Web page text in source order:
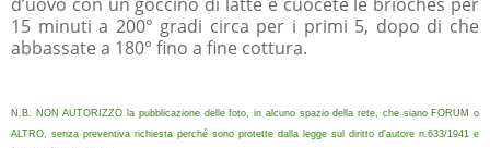
15 minuti a 200° gradi circa per i primi 5, dopo di che
abbassate a 180° fino a fine cottura.
N.B. NON AUTORIZZO la pubblicazione delle foto, in alcuno spazio della rete, che siano FORUM o
ALTRO, senza preventiva richiesta perché sono protette dalla legge sul diritto d'autore n.633/1941 e